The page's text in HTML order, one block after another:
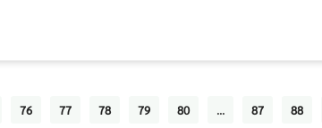
76 77 78 79 80 ... 87 88